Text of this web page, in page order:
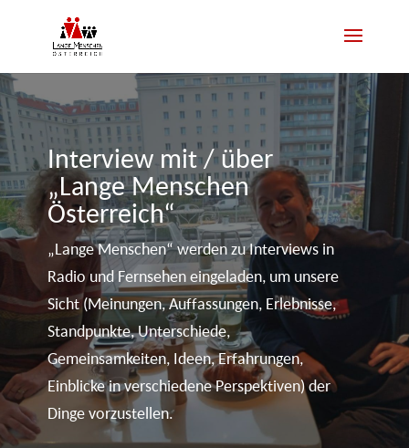
Interview mit / über
„Lange Menschen
Österreich“
„Lange Menschen“ werden zu Interviews in
Radio und Fernsehen eingeladen, um unsere
Sicht (Meinungen, Auffassungen, Erlebnisse,
Standpunkte, Unterschiede,
Gemeinsamkeiten, Ideen, Erfahrungen,
Einblicke in verschiedene Perspektiven) der
Dinge vorzustellen.